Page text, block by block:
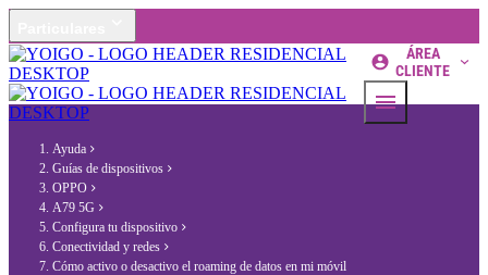
ÁREA
CLIENTE
Ayuda
Guías de dispositivos
OPPO
A79 5G
Configura tu dispositivo
Conectividad y redes
Cómo activo o desactivo el roaming de datos en mi móvil